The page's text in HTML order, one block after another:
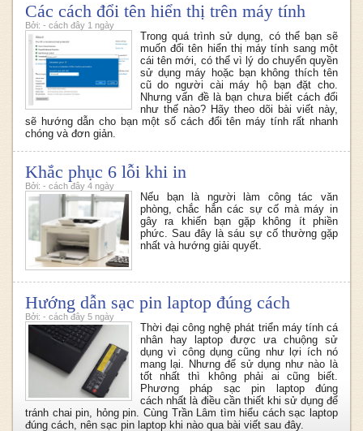
Các cách đổi tên hiển thị trên máy tính
Bởi: - cách đây 1 ngày
Trong quá trình sử dụng, có thể bạn sẽ
muốn đổi tên hiển thị máy tính sang một
cái tên mới, có thể vì lý do chuyển quyền
sử dụng máy hoặc bạn không thích tên
cũ do người cài máy hộ bạn đặt cho.
Nhưng vấn đề là bạn chưa biết cách đổi
như thế nào? Hãy theo dõi bài viết này,
sẽ hướng dẫn cho bạn một số cách đổi tên máy tính rất nhanh
chóng và đơn giản.
Khắc phục 6 lỗi khi in
Bởi: - cách đây 4 ngày
Nếu bạn là người làm công tác văn
phòng, chắc hẳn các sự cố mà máy in
gây ra khiến bạn gặp không ít phiền
phức. Sau đây là sáu sự cố thường gặp
nhất và hướng giải quyết.
Hướng dẫn sạc pin laptop đúng cách
Bởi: - cách đây 5 ngày
Thời đại công nghệ phát triển máy tính cá
nhân hay laptop được ưa chuộng sử
dụng vì công dụng cũng như lợi ích nó
mang lại. Nhưng để sử dụng như nào là
tốt nhất thì không phải ai cũng biết.
Phương pháp sạc pin laptop đúng
cách nhất là điều cần thiết khi sử dụng để
tránh chai pin, hỏng pin. Cùng Trần Lâm tìm hiểu cách sạc laptop
đúng cách, nên sạc pin laptop khi nào qua bài viết sau đây.